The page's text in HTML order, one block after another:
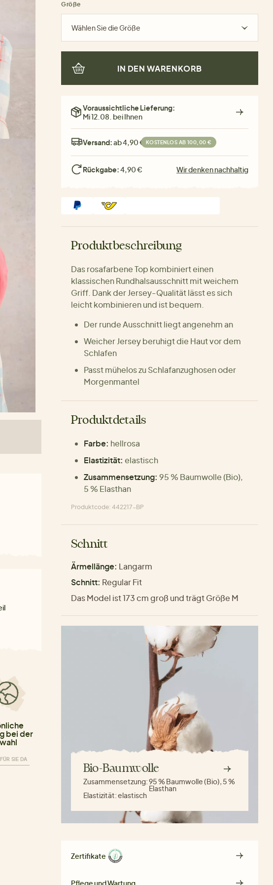
bei der
SIE DA
Größe
Wählen Sie die Größe
IN DEN WARENKORB
Voraussichtliche Lieferung:
Mi 12.08. bei Ihnen
Versand:ab 4,90 € KOSTENLOS AB 100,00 €
Rückgabe:4,90 € Wir denken nachhaltig
Produktbeschreibung
Das rosafarbene Top kombiniert einen
klassischen Rundhalsausschnitt mit weichem
Griff. Dank der Jersey-Qualität lässt es sich
leicht kombinieren und ist bequem.
Der runde Ausschnitt liegt angenehm an
Weicher Jersey beruhigt die Haut vor dem
Schlafen
Passt mühelos zu Schlafanzughosen oder
Morgenmantel
Produktdetails
Farbe: hellrosa
Elastizität: elastisch
Zusammensetzung: 95 % Baumwolle (Bio),
5 % Elasthan
Produktcode: 442217-BP
Schnitt
Ärmellänge: Langarm
Schnitt: Regular Fit
Das Model ist 173 cm groß und trägt Größe M
Bio-Baumwolle
Zusammensetzung:95 % Baumwolle (Bio), 5 %
Elasthan
Elastizität:elastisch
Zertifikate
Pflege und Wartung